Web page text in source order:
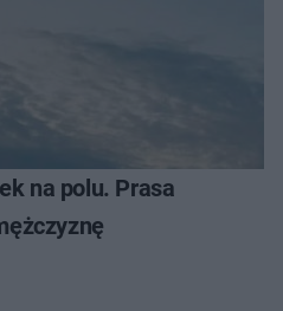
na polu. Prasa